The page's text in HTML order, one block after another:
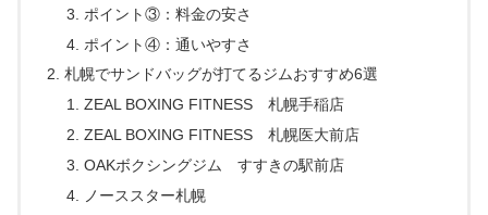
ポイント③：料金の安さ
ポイント④：通いやすさ
札幌でサンドバッグが打てるジムおすすめ6選
ZEAL BOXING FITNESS 札幌手稲店
ZEAL BOXING FITNESS 札幌医大前店
OAKボクシングジム すすきの駅前店
ノーススター札幌